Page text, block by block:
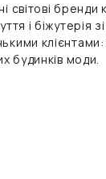
бренди
і біжутерія
будинків моди.